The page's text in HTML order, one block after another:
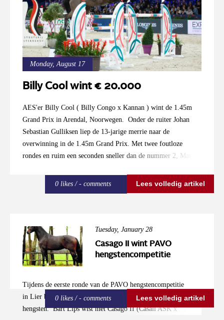
Monday, August 17
Billy Cool wint € 20.000
AES'er Billy Cool ( Billy Congo x Kannan ) wint de 1.45m
Grand Prix in Arendal, Noorwegen. Onder de ruiter Johan
Sebastian Gulliksen liep de 13-jarige merrie naar de
overwinning in de 1.45m Grand Prix. Met twee foutloze
rondes en ruim een seconden sneller dan de nummer 2, Marie
combinaties wisten twee foutloze rondes neer te zetten,
waarvan Billy Cool overtuigend de snelste. De zege leverde de
gezet in 2010 en in 2016. Bekijk hier de uitslag
0 likes / - comments Lees volledig artikel
Tuesday, January 28
Casago II wint PAVO
hengstencompetitie
Tijdens de eerste ronde van de PAVO hengstencompetitie
in Lier bestond de top 3 bij de 7-jarige uit AES goedgekeurde
hengsten. Bart Lips wist met Casago II (Casall ASK x
0 likes / - comments Lees volledig artikel